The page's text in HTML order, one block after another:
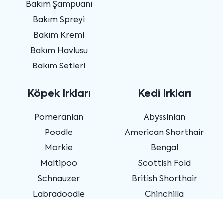
Bakım Şampuanı
Bakım Spreyi
Bakım Kremi
Bakım Havlusu
Bakım Setleri
Köpek Irkları
Pomeranian
Poodle
Morkie
Maltipoo
Schnauzer
Labradoodle
Kedi Irkları
Abyssinian
American Shorthair
Bengal
Scottish Fold
British Shorthair
Chinchilla